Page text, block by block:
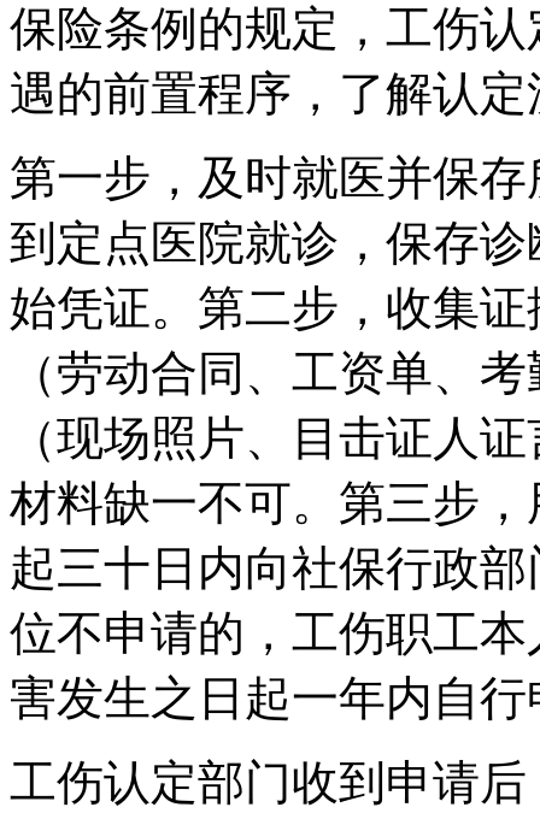
保险条例的规定，工伤
遇的前置程序，了解认
第一步，及时就医并保
到定点医院就诊，保存
始凭证。第二步，收集
（劳动合同、工资单、
（现场照片、目击证人
材料缺一不可。第三步
起三十日内向社保行政
位不申请的，工伤职工
害发生之日起一年内自行
工伤认定部门收到申请